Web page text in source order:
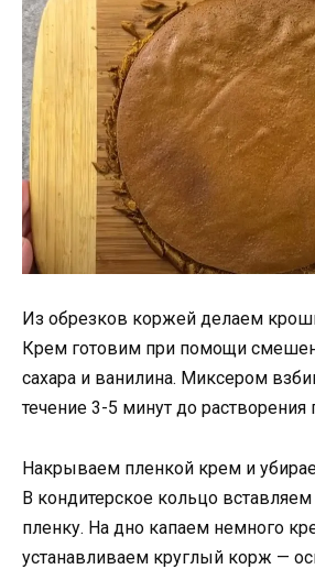
Из обрезков коржей делаем
Крем готовим при помощи
сахара и ванилина. Миксером
течение 3-5 минут до растворения
Накрываем пленкой крем и
В кондитерское кольцо
пленку. На дно капаем немного
устанавливаем круглый корж —